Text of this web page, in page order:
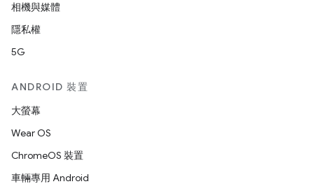
相機與媒體
隱私權
5G
ANDROID 裝置
大螢幕
Wear OS
ChromeOS 裝置
車輛專用 Android